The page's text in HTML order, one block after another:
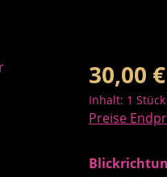
Regulärer
30,00 €
Inhalt: 1 Stück
Preise